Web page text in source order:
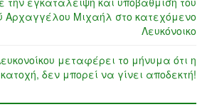
Αρχαγγέλου Μιχαήλ στο κατεχόμενο
Λευκόνοικο
μεταφέρει το μήνυμα ότι η
κατοχή, δεν μπορεί να γίνει αποδεκτή!